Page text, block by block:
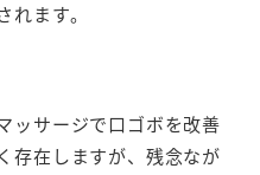
ます。
ッサージで口ゴボを改善
存在しますが、残念なが